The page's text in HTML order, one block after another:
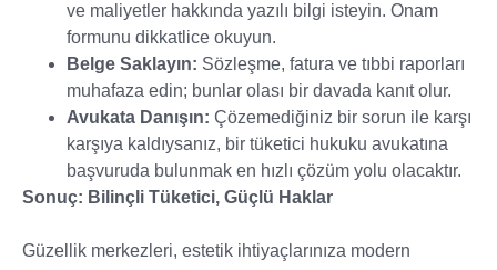
ve maliyetler hakkında yazılı bilgi isteyin. Onam
formunu dikkatlice okuyun.
Belge Saklayın: Sözleşme, fatura ve tıbbi raporları
muhafaza edin; bunlar olası bir davada kanıt olur.
Avukata Danışın: Çözemediğiniz bir sorun ile karşı
karşıya kaldıysanız, bir tüketici hukuku avukatına
başvuruda bulunmak en hızlı çözüm yolu olacaktır.
Sonuç: Bilinçli Tüketici, Güçlü Haklar
Güzellik merkezleri, estetik ihtiyaçlarınıza modern